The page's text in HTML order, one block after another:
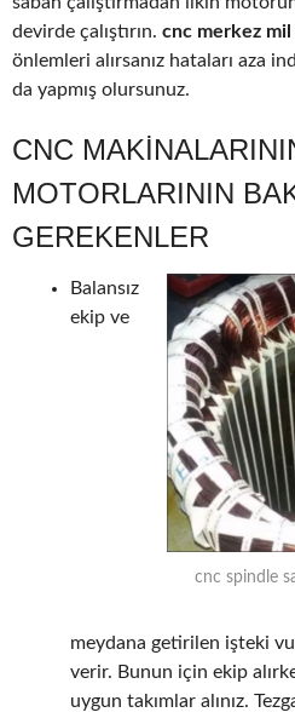
devirde çalıştırın. cnc merkez mil
önlemleri alırsanız hataları aza
da yapmış olursunuz.
CNC
MOTORLARININ
GEREKENLER
cnc spindle
Balansız
ekip ve
meydana getirilen işteki
verir. Bunun için ekip
uygun takımlar alınız.